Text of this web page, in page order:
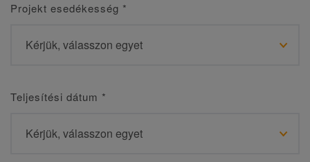
Projekt esedékesség *
Teljesítési dátum *